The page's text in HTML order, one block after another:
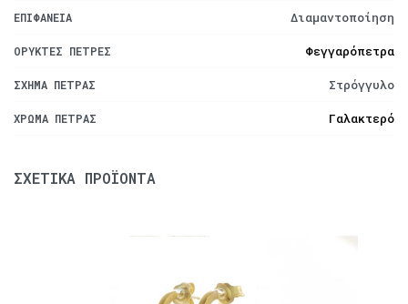
ΕΠΙΦΆΝΕΙΑ Διαμαντοποίηση
ΟΡΥΚΤΈΣ ΠΈΤΡΕΣ Φεγγαρόπετρα
ΣΧΉΜΑ ΠΈΤΡΑΣ Στρόγγυλο
ΧΡΏΜΑ ΠΈΤΡΑΣ Γαλακτερό
ΣΧΕΤΙΚΆ ΠΡΟΪΌΝΤΑ